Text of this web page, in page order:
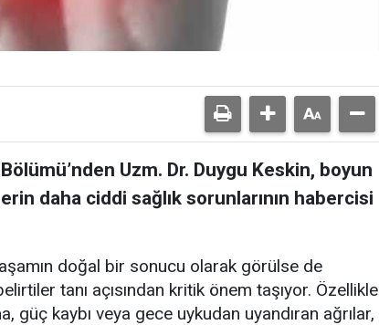
Uzm. Dr. Duygu Keskin, boyun
daha ciddi sağlık sorunlarının habercisi
doğal bir sonucu olarak görülse de
tanı açısından kritik önem taşıyor. Özellikle
güç kaybı veya gece uykudan uyandıran ağrılar,